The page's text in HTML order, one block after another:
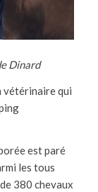
Dinard
vétérinaire qui
est paré
les tous
380 chevaux